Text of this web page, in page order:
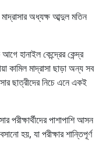
অধ্যক্ষ আব্দুল মতিন
হানাইল কেন্দ্রের কেন্দ্র
কামিল মাদ্রাসা ছাড়া অন্য সব
ছাত্রীদের নিচে এনে একই
পাশাপাশি আসন
হয়, যা পরীক্ষার শান্তিপূর্ণ